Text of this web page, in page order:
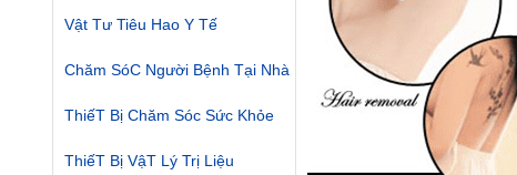
Vật Tư Tiêu Hao Y Tế
Chăm SóC Người Bệnh Tại Nhà
ThiếT Bị Chăm Sóc Sức Khỏe
ThiếT Bị VậT Lý Trị Liệu